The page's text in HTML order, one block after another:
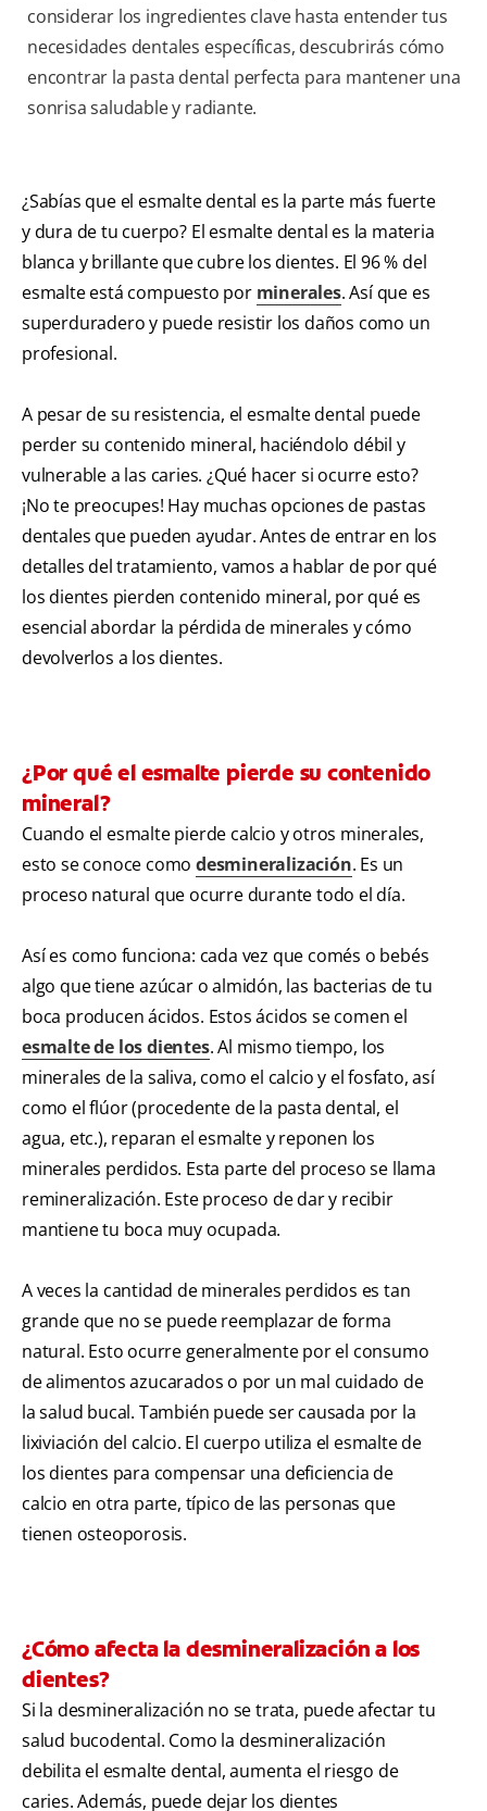
considerar los ingredientes clave hasta entender tus
necesidades dentales específicas, descubrirás cómo
encontrar la pasta dental perfecta para mantener una
sonrisa saludable y radiante.
¿Sabías que el esmalte dental es la parte más fuerte
y dura de tu cuerpo? El esmalte dental es la materia
blanca y brillante que cubre los dientes. El 96 % del
esmalte está compuesto por minerales. Así que es
superduradero y puede resistir los daños como un
profesional.
A pesar de su resistencia, el esmalte dental puede
perder su contenido mineral, haciéndolo débil y
vulnerable a las caries. ¿Qué hacer si ocurre esto?
¡No te preocupes! Hay muchas opciones de pastas
dentales que pueden ayudar. Antes de entrar en los
detalles del tratamiento, vamos a hablar de por qué
los dientes pierden contenido mineral, por qué es
esencial abordar la pérdida de minerales y cómo
devolverlos a los dientes.
¿Por qué el esmalte pierde su contenido
mineral?
Cuando el esmalte pierde calcio y otros minerales,
esto se conoce comodesmineralización. Es un
proceso natural que ocurre durante todo el día.
Así es como funciona: cada vez que comés o bebés
algo que tiene azúcar o almidón, las bacterias de tu
boca producen ácidos. Estos ácidos se comen el
esmalte de los dientes. Al mismo tiempo, los
minerales de la saliva, como el calcio y el fosfato, así
como el flúor (procedente de la pasta dental, el
agua, etc.), reparan el esmalte y reponen los
minerales perdidos. Esta parte del proceso se llama
remineralización. Este proceso de dar y recibir
mantiene tu boca muy ocupada.
A veces la cantidad de minerales perdidos es tan
grande que no se puede reemplazar de forma
natural. Esto ocurre generalmente por el consumo
de alimentos azucarados o por un mal cuidado de
la salud bucal. También puede ser causada por la
lixiviación del calcio. El cuerpo utiliza el esmalte de
los dientes para compensar una deficiencia de
calcio en otra parte, típico de las personas que
tienen osteoporosis.
¿Cómo afecta la desmineralización a los
dientes?
Si la desmineralización no se trata, puede afectar tu
salud bucodental. Como la desmineralización
debilita el esmalte dental, aumenta el riesgo de
caries. Además, puede dejar los dientes